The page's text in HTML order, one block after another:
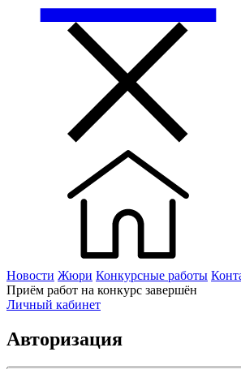
Новости Жюри Конкурсные работы
Приём работ на конкурс завершён
Личный кабинет
Авторизация